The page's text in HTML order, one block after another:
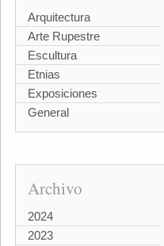
Arquitectura
Arte Rupestre
Escultura
Etnias
Exposiciones
General
Archivo
2024
2023